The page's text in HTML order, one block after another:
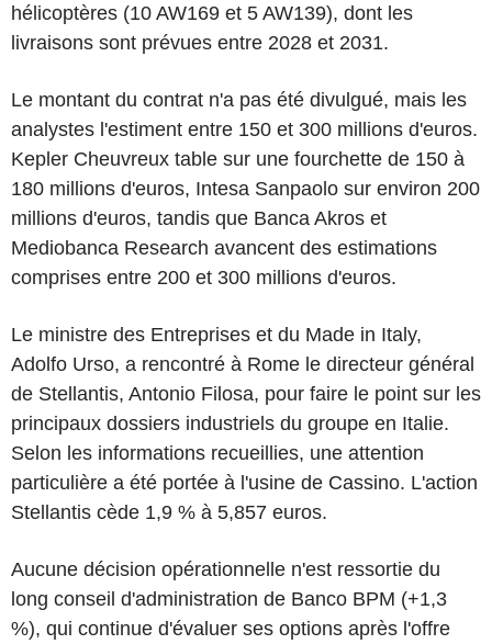
hélicoptères (10 AW169 et 5 AW139), dont les
livraisons sont prévues entre 2028 et 2031.
Le montant du contrat n'a pas été divulgué, mais les
analystes l'estiment entre 150 et 300 millions d'euros.
Kepler Cheuvreux table sur une fourchette de 150 à
180 millions d'euros, Intesa Sanpaolo sur environ 200
millions d'euros, tandis que Banca Akros et
Mediobanca Research avancent des estimations
comprises entre 200 et 300 millions d'euros.
Le ministre des Entreprises et du Made in Italy,
Adolfo Urso, a rencontré à Rome le directeur général
de Stellantis, Antonio Filosa, pour faire le point sur les
principaux dossiers industriels du groupe en Italie.
Selon les informations recueillies, une attention
particulière a été portée à l'usine de Cassino. L'action
Stellantis cède 1,9 % à 5,857 euros.
Aucune décision opérationnelle n'est ressortie du
long conseil d'administration de Banco BPM (+1,3
%), qui continue d'évaluer ses options après l'offre